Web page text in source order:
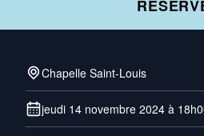
Chapelle Saint-Louis
jeudi 14 novembre 2024 à